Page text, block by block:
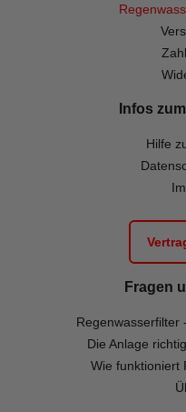
Infos
Hilfe
Fragen
Regenwasserfilter
Die Anlage
Wie funktioniert